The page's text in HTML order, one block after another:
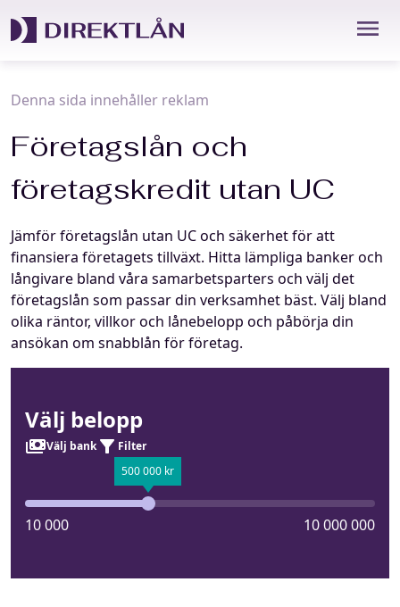
Denna sida innehåller reklam
Företagslån och
företagskredit utan UC
Jämför företagslån utan UC och säkerhet för att
finansiera företagets tillväxt. Hitta lämpliga banker och
långivare bland våra samarbetsparters och välj det
företagslån som passar din verksamhet bäst. Välj bland
olika räntor, villkor och lånebelopp och påbörja din
ansökan om snabblån för företag.
Välj belopp
Välj bank
Filter
500 000 kr
10 000 10 000 000